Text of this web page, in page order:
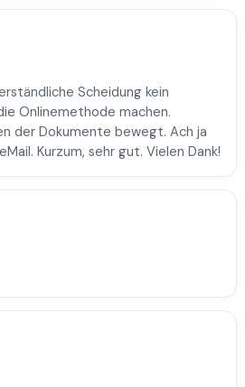
Scheidung kein
Onlinemethode machen.
der Dokumente bewegt. Ach ja
Kurzum, sehr gut. Vielen Dank!